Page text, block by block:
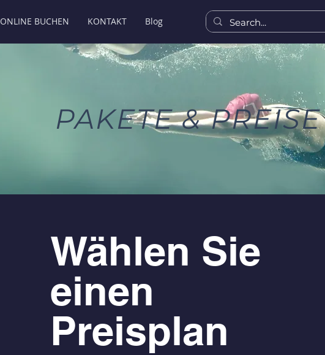
ONLINE BUCHEN KONTAKT Blog
PAKETE & PREISE
Wählen Sie
einen
Preisplan